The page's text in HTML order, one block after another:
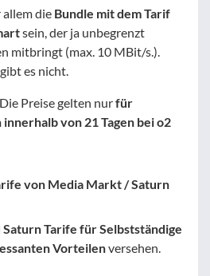
die Bundle mit dem Tarif
sein, der ja unbegrenzt
mitbringt (max. 10 MBit/s.).
es nicht.
Preise gelten nurfür
von 21 Tagen bei o2
von Media Markt / Saturn
Tarife für Selbstständige
Vorteilenversehen.